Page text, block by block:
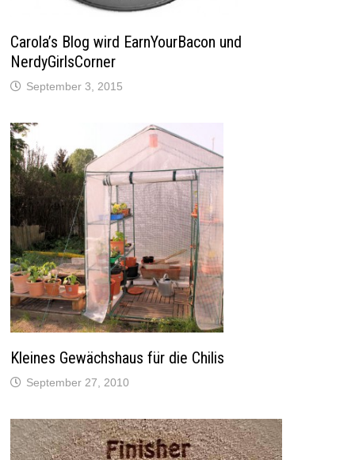
r
g
e
ö
f
t
Carola’s Blog wird EarnYourBacon und
NerdyGirlsCorner
September 3, 2015
Kleines Gewächshaus für die Chilis
September 27, 2010